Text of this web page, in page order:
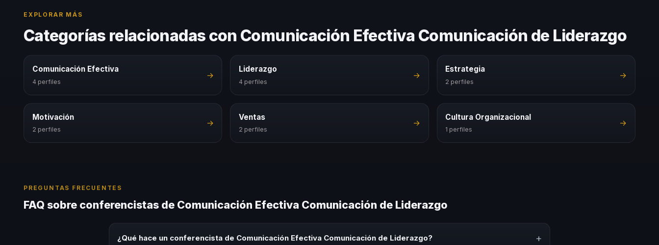
EXPLORAR MÁS
Categorías relacionadas con Comunicación Efectiva Comunicación de Liderazgo
Comunicación Efectiva
4 perfiles
→
Liderazgo
4 perfiles
→
Estrategia
2 perfiles
→
Motivación
2 perfiles
→
Ventas
2 perfiles
→
Cultura Organizacional
1 perfiles
→
PREGUNTAS FRECUENTES
FAQ sobre conferencistas de Comunicación Efectiva Comunicación de Liderazgo
¿Qué hace un conferencista de Comunicación Efectiva Comunicación de Liderazgo? +